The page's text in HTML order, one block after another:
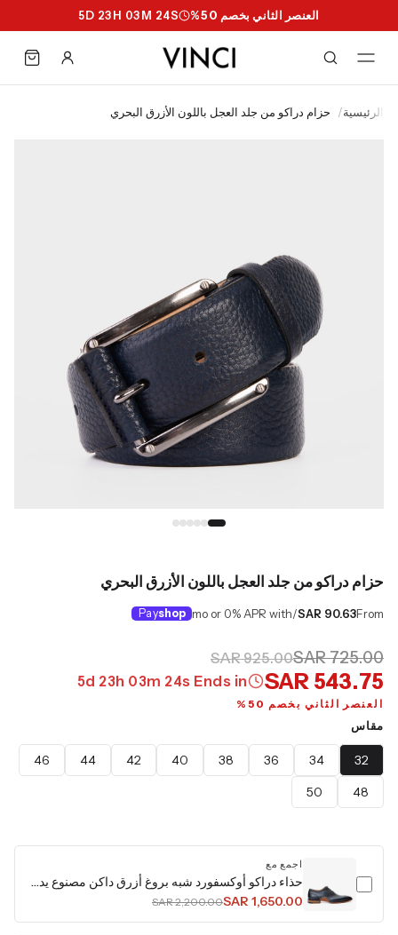
العنصر الثاني بخصم 50% 5D 23H 03M 23S
الرئيسية/ حزام دراكو من جلد العجل باللون الأزرق البحري
حزام دراكو من جلد العجل باللون الأزرق البحري
From
SAR 90.63
/mo or 0% APR with
shop
Pay
SAR 725.00
SAR 925.00
SAR 543.75
Ends in
5d23h 03m 23s
العنصر الثاني بخصم 50%
مقاس
32
34
36
38
40
42
44
46
48
50
اجمع مع
حذاء دراكو أوكسفورد شبه بروغ أزرق داكن مصنوع يدويًا للرجال
SAR 1,650.00
SAR 2,200.00